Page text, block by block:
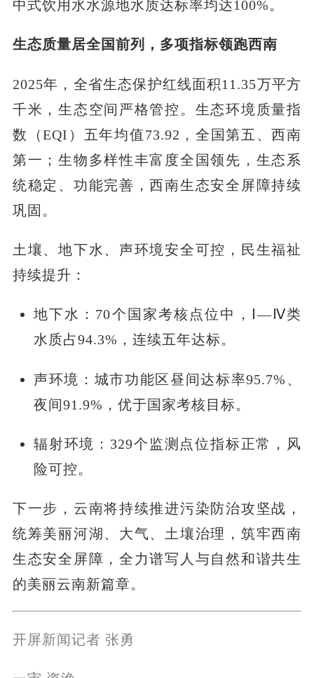
中式饮用水水源地水质达标率均达100%。
生态质量居全国前列，多项指标领跑西南
2025年，全省生态保护红线面积11.35万平方
千米，生态空间严格管控。生态环境质量指
数（EQI）五年均值73.92，全国第五、西南
第一；生物多样性丰富度全国领先，生态系
统稳定、功能完善，西南生态安全屏障持续
巩固。
土壤、地下水、声环境安全可控，民生福祉
持续提升：
地下水：70个国家考核点位中，Ⅰ—Ⅳ类
水质占94.3%，连续五年达标。
声环境：城市功能区昼间达标率95.7%、
夜间91.9%，优于国家考核目标。
辐射环境：329个监测点位指标正常，风
险可控。
下一步，云南将持续推进污染防治攻坚战，
统筹美丽河湖、大气、土壤治理，筑牢西南
生态安全屏障，全力谱写人与自然和谐共生
的美丽云南新篇章。
开屏新闻记者 张勇